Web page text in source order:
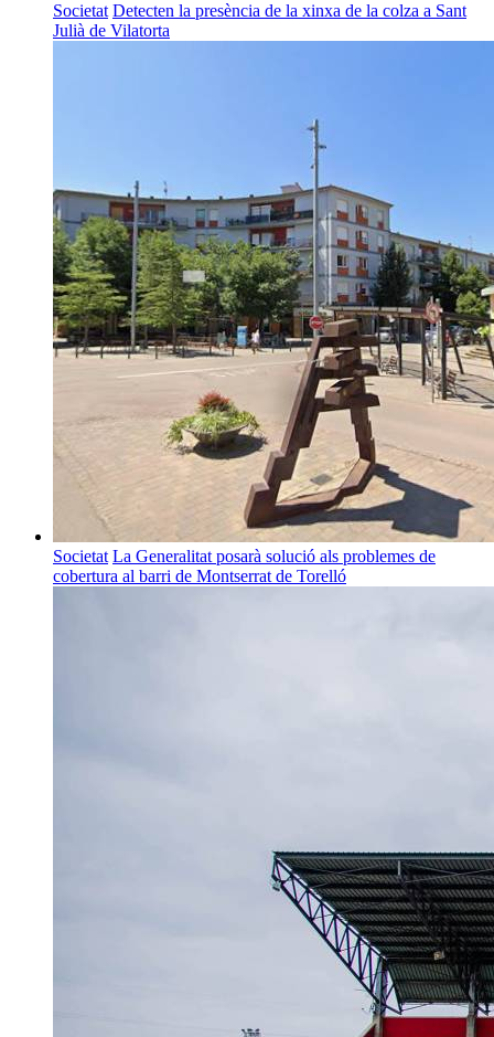
Societat Detecten la presència de la xinxa de la colza a Sant
Julià de Vilatorta
Societat La Generalitat posarà solució als problemes de
cobertura al barri de Montserrat de Torelló